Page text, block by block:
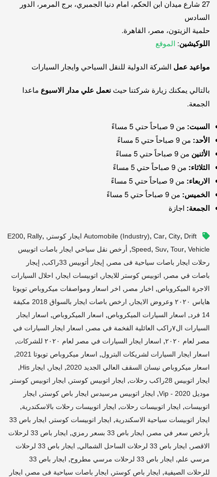
27 شارع ميدان ابن الحكم، امام دنيا الجمبري، برج المرمر، الدور
السادس
حلمية الزيتون، مصر، القاهرة.
اللوكيشين: الموقع
مواعيد عمل الشركة الدولية للنقل السياحي وايجار السيارات
بالتالي يمكنك زيارة شركتنا حيث نعمل علي مدار الاسبوع ماعدا
الجمعة.
السبت: من 9 صباحاً حتي 5 مساءً
الأحد: من 9 صباحاً حتي 5 مساءً
الأثنين من 9 صباحاً حتي 5 مساءً
الثلاثاء: من 9 صباحاً حتي 5 مساءً
الاربعاء: من 9 صباحاً حتي 5 مساءً
الخميس: من 9 صباحاً حتي 5 مساءً
الجمعة: اجازة
Automobile (industry), Car, City, Drift ايجار كوستر ,
E200, Rally,
Speed, Suv, Tour, Vehicle
, أرخص نقل سياحي ايجار باصات اتوبيس
رحلات ايجار باصات سياحية فى مصر , إيجار أتوبيس 33راكب , إيجار
باصات في مصر , اتوبيس كوستر للايجار , اتوبيسات ايجار , احلال السيارات
الاجرة الميكروباص, اخبار مصر , اخر اسعار ومواصفات ميكروباص تويوتا
هاياس ٢٠٢٠ وعروض الايجار
,
ارخص باصات ايجار بالسواق 2018 مكيفة
14 فرد
, اسعار السيارات الميكروباص, اسعار الميكروباص, اسعار ايجار
السيارات ال٧راكب العائلية الفخمة في مصر
, اسعار ايجار السيارات في
مصر لعام ٢٠٢٠
, اسعار ايجار السيارات في مصر لعام ٢٠٢٠ للشركات ,
اسعار ايجار السيارات لشريكات البترول, اسعار ميكروباص تويوتا 2021 ,
اسعار ميكروباص نيسان السقف العالي الجديد 2020 , ايجار , ايجار His ,
ايجار اتوبيس 28راكب رحلات , ايجار اتوبيس كوستر , ايجار اتوبيس كوستر
موديل 2020 - Vip
, ايجار اتوبيس مرسيدس ايجار باص كوستر , ايجار
اتوبيسات, ايجار اتوبيسات رحلات, ايجار اتوبيسات رحلات بالاسكندرية,
ايجار اتوبيسات سياحية الاسكندرية, ايجار اتوبيسات كوستر ,
ايجار باص 33
بأرخص سعر في مصر , ايجار باص 33 بسعر رمزي ,
ايجار باص 33 لرحلات
الاقصر , ايجار باص 33 لرحلات الساحل الشمالي ,
ايجار باص 33 لرحلات
مرسي علم, ايجار باص 33 لرحلات مرسي مطروح ,
ايجار باص 33
للرحلات الصيفية, ايجار باص كوستر , ايجار باصات سياحية فى مصر , ايجار